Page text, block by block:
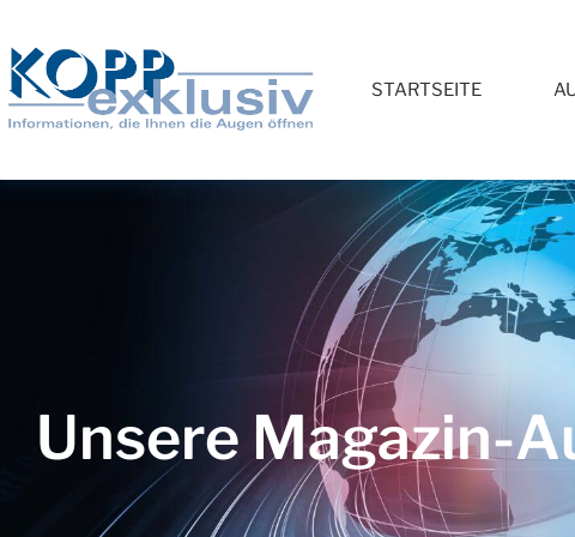
STARTSEITE
Unsere Magazin-